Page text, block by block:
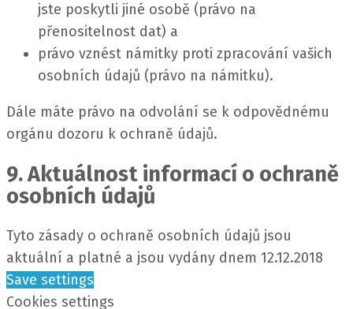
jste poskytli jiné osobě (právo na
přenositelnost dat) a
právo vznést námitky proti zpracování vašich
osobních údajů (právo na námitku).
Dále máte právo na odvolání se k odpovědnému
orgánu dozoru k ochraně údajů.
9. Aktuálnost informací o ochraně
osobních údajů
Tyto zásady o ochraně osobních údajů jsou
aktuální a platné a jsou vydány dnem 12.12.2018
Save settings
Cookies settings